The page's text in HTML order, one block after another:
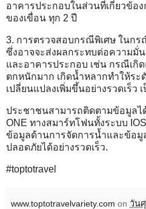
อาคารประกอบในส่วนที่เกี่ยวข้อ
ของเขื่อน ทุก 2 ปี
3. การตรวจสอบกรณีพิเศษ ในก
ซึ่งอาจจะส่งผลกระทบต่อความมั่
และอาคารประกอบ เช่น กรณีเกิ
ตกหนักมาก เกิดน้ำหลากทำให้ระ
เปลี่ยนแปลงเพิ่มขึ้นอย่างรวดเร็ว
ประชาชนสามารถติดตามข้อมูลไ
ONE ทางสมาร์ทโฟนทั้งระบบ
ข้อมูลด้านการจัดการน้ำและข้อมู
ปลอดภัยได้อย่างรวดเร็ว.
#toptotravel
www.toptotravelvariety.com on วัน